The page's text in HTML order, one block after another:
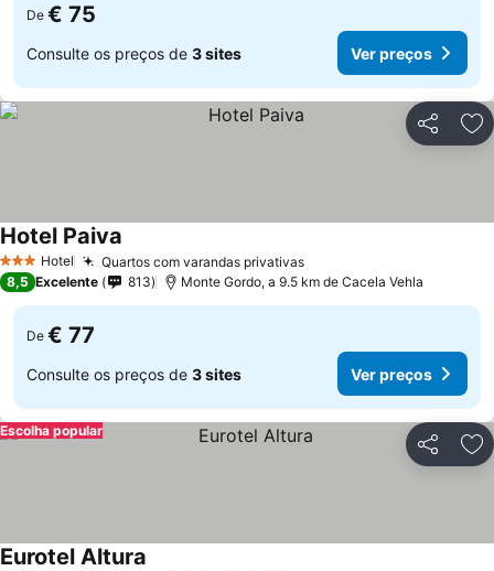
De € 75
Consulte os preços de 3 sites Ver preços
Partilhar
3 EstrelasHotel Quartos com varandas privativasVer preços
Hotel Paiva
8,5 Excelente 813 Monte Gordo, a 9.5 km de Cacela Vehla
De € 77
Consulte os preços de 3 sites Ver preços
Partilhar
Escolha popular
Eurotel Altura